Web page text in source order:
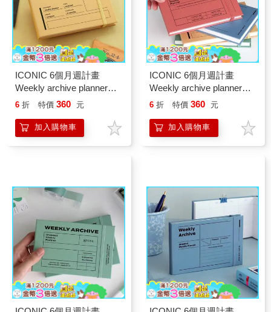
ICONIC 6個月週計畫
Weekly archive planner（6
mths）01 Sunglow
6 折 特價 360 元
加入購物車
ICONIC 6個月週計畫
Weekly archive planner（6
mths）02 Sunset
6 折 特價 360 元
加入購物車